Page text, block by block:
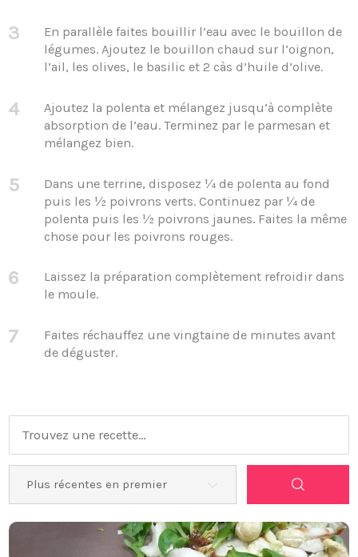
3
En parallèle faites bouillir l’eau avec le bouillon de
légumes. Ajoutez le bouillon chaud sur l’oignon,
l’ail, les olives, le basilic et 2 càs d’huile d’olive.
4
Ajoutez la polenta et mélangez jusqu’à complète
absorption de l’eau. Terminez par le parmesan et
mélangez bien.
5
Dans une terrine, disposez ¼ de polenta au fond
puis les ½ poivrons verts. Continuez par ¼ de
polenta puis les ½ poivrons jaunes. Faites la même
chose pour les poivrons rouges.
6
Laissez la préparation complètement refroidir dans
le moule.
7
Faites réchauffez une vingtaine de minutes avant
de déguster.